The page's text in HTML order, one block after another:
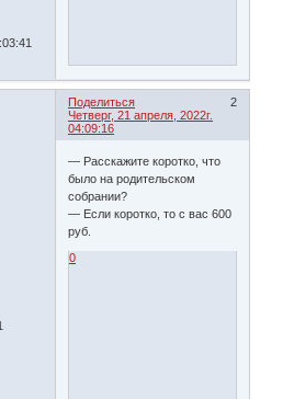
Поделиться
2
Четверг, 21 апреля, 2022г.
04:09:16
— Расскажите коротко, что
было на родительском
собрании?
— Если коротко, то с вас 600
руб.
0